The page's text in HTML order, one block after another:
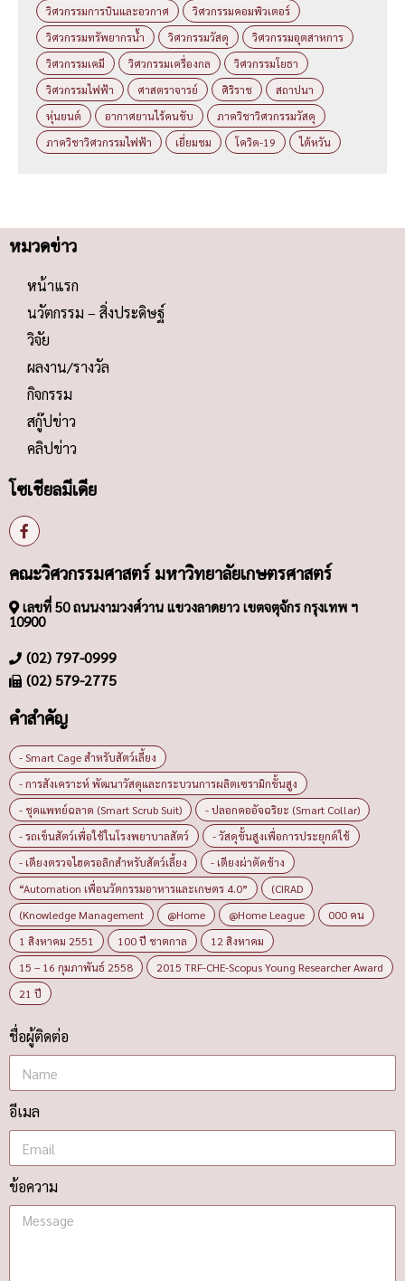
วิศวกรรมการบินและอวกาศ
วิศวกรรมคอมพิวเตอร์
วิศวกรรมทรัพยากรน้ำ
วิศวกรรมวัสดุ
วิศวกรรมอุตสาหการ
วิศวกรรมเคมี
วิศวกรรมเครื่องกล
วิศวกรรมโยธา
วิศวกรรมไฟฟ้า
ศาสตราจารย์ ศิริราช
สถาปนา
หุ่นยนต์
อากาศยานไร้คนขับ
ภาควิชาวิศวกรรมวัสดุ
ภาควิชาวิศวกรรมไฟฟ้า
เยี่ยมชม โควิด-19 ไต้หวัน
หมวดข่าว
หน้าแรก
นวัตกรรม – สิ่งประดิษฐ์
วิจัย
ผลงาน/รางวัล
กิจกรรม
สกู๊ปข่าว
คลิปข่าว
โซเชียลมีเดีย
คณะวิศวกรรมศาสตร์ มหาวิทยาลัยเกษตรศาสตร์
เลขที่ 50 ถนนงามวงศ์วาน แขวงลาดยาว เขตจตุจักร กรุงเทพ ฯ
10900
(02) 797-0999
(02) 579-2775
คำสำคัญ
- Smart Cage สำหรับสัตว์เลี้ยง
- การสังเคราะห์ พัฒนาวัสดุและกระบวนการผลิตเซรามิกขั้นสูง
- ชุดแพทย์ฉลาด (Smart Scrub Suit)
- ปลอกคออัจฉริยะ (Smart Collar)
- รถเข็นสัตว์เพื่อใช้ในโรงพยาบาลสัตว์
- วัสดุขั้นสูงเพื่อการประยุกต์ใช้
- เตียงตรวจไฮดรอลิกสำหรับสัตว์เลี้ยง
- เตียงผ่าตัดช้าง
“Automation เพื่อนวัตกรรมอาหารและเกษตร 4.0”
(CIRAD
(Knowledge Management
@Home @Home League
000 คน
1 สิงหาคม 2551
100 ปี ชาตกาล
12 สิงหาคม
15 – 16 กุมภาพันธ์ 2558
2015 TRF-CHE-Scopus Young Researcher Award
21 ปี
ชื่อผู้ติดต่อ
อีเมล
ข้อความ